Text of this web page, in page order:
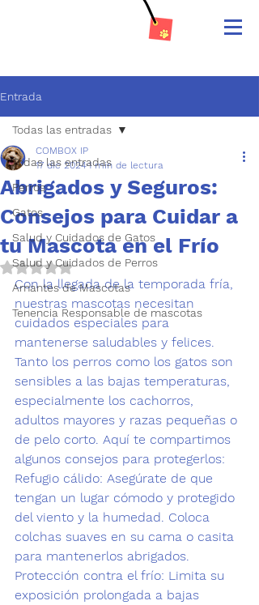
Entrada
Todas las entradas
Perros
Gatos
Salud y Cuidados de Gatos
Salud y Cuidados de Perros
Amantes de Mascotas
Tenencia Responsable de mascotas
Todas las entradas
Abrigados y Seguros:
Consejos para Cuidar a
tu Mascota en el Frío
COMBOX IP
17 dic 20241 min de lectura
Obtuvo NaN de 5 estrellas.
Con la llegada de la temporada fría,
nuestras mascotas necesitan
cuidados especiales para
mantenerse saludables y felices.
Tanto los perros como los gatos son
sensibles a las bajas temperaturas,
especialmente los cachorros,
adultos mayores y razas pequeñas o
de pelo corto. Aquí te compartimos
algunos consejos para protegerlos:
Refugio cálido: Asegúrate de que
tengan un lugar cómodo y protegido
del viento y la humedad. Coloca
colchas suaves en su cama o casita
para mantenerlos abrigados.
Protección contra el frío: Limita su
exposición prolongada a bajas